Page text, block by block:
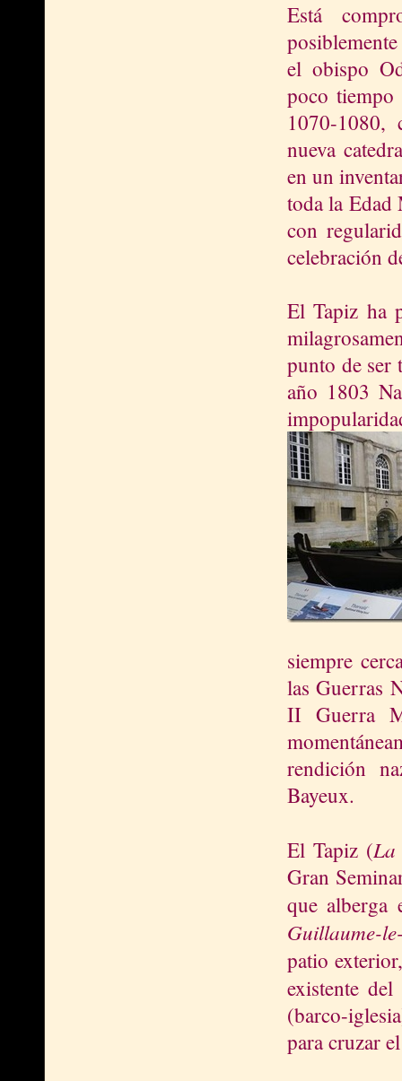
Está
el obispo
poco tiempo
1070-1080,
nueva
en un
toda la Edad
con
celebración
El Tapiz ha
punto de ser
año 1803
siempre
las Guerras
II Guerra
rendición
Bayeux.
El Tapiz (La
Gran
que alberga
Guillaume-
patio
existente
(barco-
para cruzar